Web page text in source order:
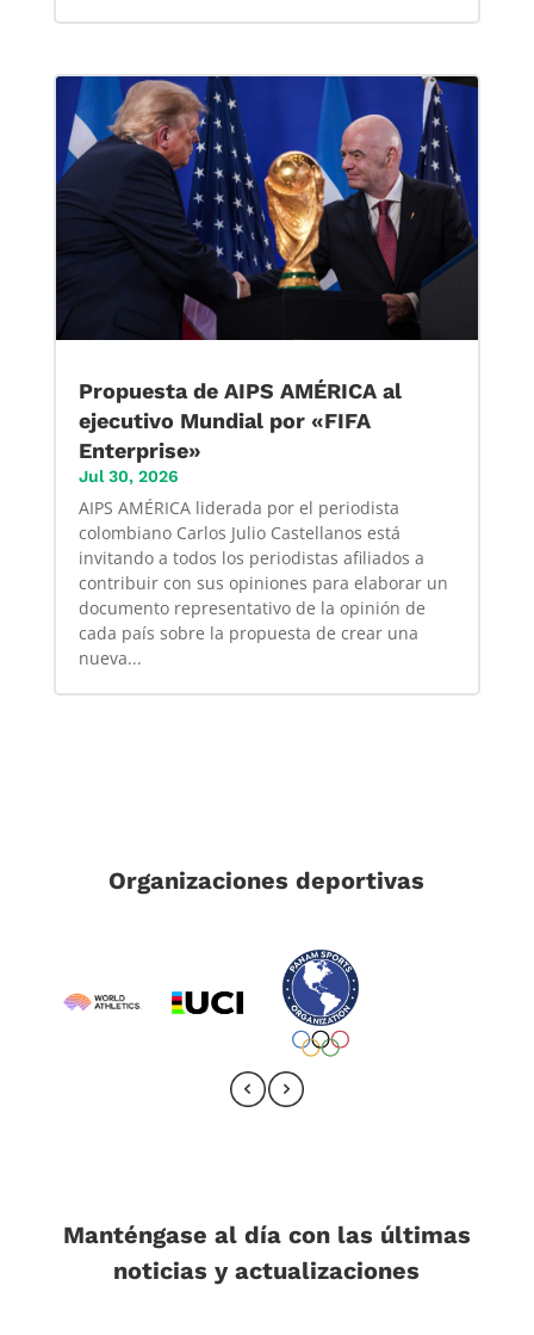
Propuesta de AIPS AMÉRICA al
ejecutivo Mundial por «FIFA
Enterprise»
Jul 30, 2026
AIPS AMÉRICA liderada por el periodista
colombiano Carlos Julio Castellanos está
invitando a todos los periodistas afiliados a
contribuir con sus opiniones para elaborar un
documento representativo de la opinión de
cada país sobre la propuesta de crear una
nueva...
Organizaciones deportivas
Manténgase al día con las últimas
noticias y actualizaciones